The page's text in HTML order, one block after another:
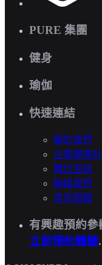
PURE 集團
健身
瑜伽
快速連結
關於我們
企業健康計
職位空缺
聯絡我們
常見問題
有興趣預約參
立即預約體驗.